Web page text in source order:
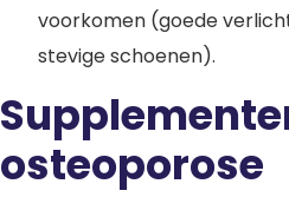
voorkomen (goede
stevige schoenen).
osteoporose